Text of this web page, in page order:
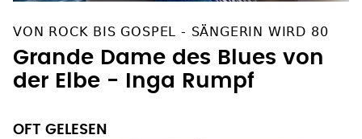
VON ROCK BIS GOSPEL - SÄNGERIN WIRD 80
Grande Dame des Blues von
der Elbe - Inga Rumpf
OFT GELESEN